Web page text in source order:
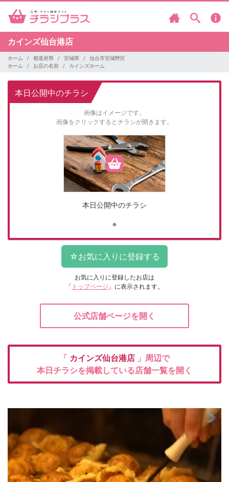
カインズ仙台港店
ホーム 都道府県 宮城県
仙台市宮城野区
ホーム
お店の名前 カインズホーム
本日公開中のチラシ
画像はイメージです。
画像をクリックするとチラシが開きます。
本日公開中のチラシ
お気に入りに登録したお店は
「 トップページ 」に表示されます。
公式店舗ページを開く
「 カインズ仙台港店 」周辺で
本日チラシを掲載している店舗一覧を開く